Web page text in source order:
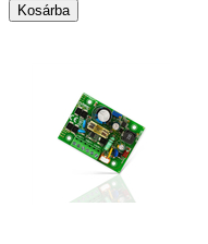
Kosárba